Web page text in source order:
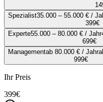
Spezialist35.000 – 55.000 € /
399€
Experte55.000 – 80.000 € / Jahr
699€
Managementab 80.000 € / Jahr
999€
Ihr Preis
399€